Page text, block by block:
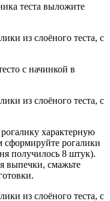
теста выложите
с начинкой в
характерную
рогалики
получилось 8 штук).
выпечки, смажьте